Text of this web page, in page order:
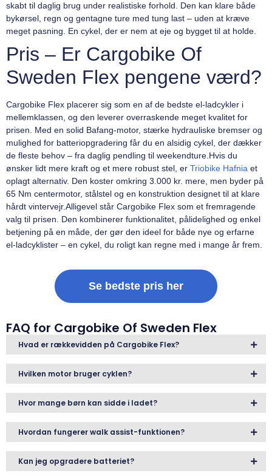
skabt til daglig brug under realistiske forhold. Den kan klare både
bykørsel, regn og gentagne ture med tung last – uden at kræve
meget pasning. En cykel, der er nem at eje og bygget til at holde.
Pris – Er Cargobike Of
Sweden Flex pengene værd?
Cargobike Flex placerer sig som en af de bedste el-ladcykler i
mellemklassen, og den leverer overraskende meget kvalitet for
prisen. Med en solid Bafang-motor, stærke hydrauliske bremser og
mulighed for batteriopgradering får du en alsidig cykel, der dækker
de fleste behov – fra daglig pendling til weekendture.Hvis du
ønsker lidt mere kraft og et mere robust stel, er Triobike Hafnia et
oplagt alternativ. Den koster omkring 3.000 kr. mere, men byder på
65 Nm centermotor, stålstel og en konstruktion designet til at klare
hårdt vintervejr.Alligevel står Cargobike Flex som et fremragende
valg til prisen. Den kombinerer funktionalitet, pålidelighed og enkel
betjening på en måde, der gør den ideel for både nye og erfarne
el-ladcyklister – en cykel, du roligt kan regne med i mange år frem.
Se bedste pris her
FAQ for Cargobike Of Sweden Flex
Hvad er rækkevidden på Cargobike Flex?
Hvilken motor bruger cyklen?
Hvor mange børn kan sidde i ladet?
Hvordan fungerer walk assist-funktionen?
Kan jeg opgradere batteriet?